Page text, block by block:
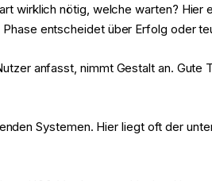
wirklich nötig, welche warten? Hier
entscheidet über Erfolg oder
anfasst, nimmt Gestalt an. Gute
Systemen. Hier liegt oft der